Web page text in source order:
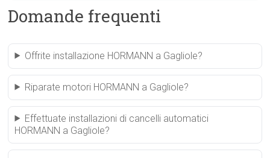
Domande frequenti
Offrite installazione HORMANN a Gagliole?
Riparate motori HORMANN a Gagliole?
Effettuate installazioni di cancelli automatici
HORMANN a Gagliole?